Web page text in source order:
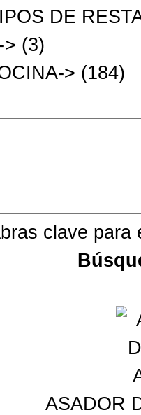
DE
> (3)
> (184)
clave para
ASADOR